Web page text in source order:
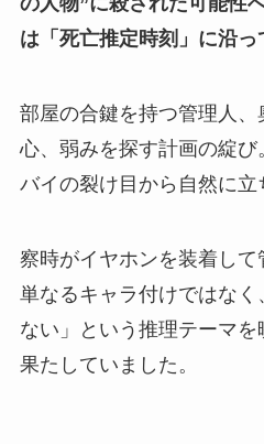
は「死亡推定時刻」に沿
部屋の合鍵を持つ管理人
心、弱みを探す計画の綻び
バイの裂け目から自然に立
察時がイヤホンを装着して
単なるキャラ付けではなく
ない」という推理テーマ
果たしていました。